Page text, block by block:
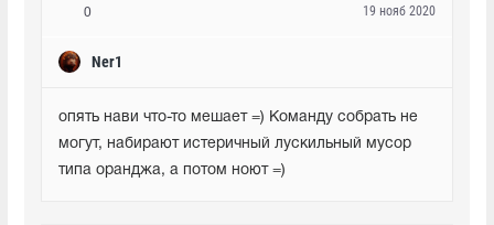
0
Ner1
19 нояб 2020
опять нави что-то мешает =) Команду собрать не
могут, набирают истеричный лускильный мусор
типа оранджа, а потом ноют =)